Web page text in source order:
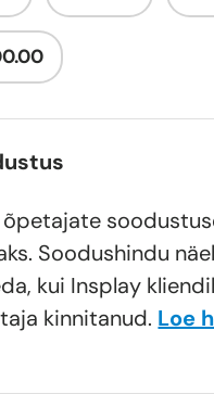
Soodushindu
kui Insplay
kinnitanud. Loe